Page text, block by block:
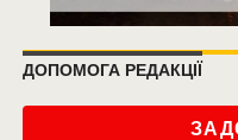
ДОПОМОГА РЕДАКЦІЇ